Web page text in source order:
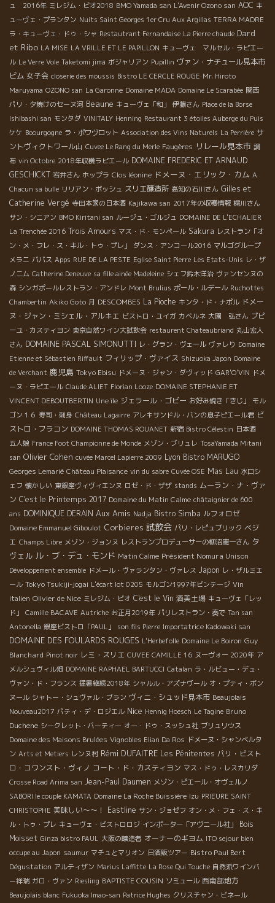
ュ 2016年 ミレジム・ビオ2018 BMO Yamada san L'Avenir Ozono san AOC キ
ューヴェ・プランタン Nuits Saint Georges 1er Cru Aux Argillas TERRA MADRE
ラ・キューヴェ・ドゥ・シャ Restautrant Fernandaise La Pierre chaude Dard
et Ribo LA MISE LA VRILLE ET LE PAPILLON キューヴェ マルセル・ラピエー
ル Le Verre Vole Taketomi jima ボジャリアン Pupillin ヴァン・ナチュール見本市
ビム 女子会 closerie des moussis Bistro LE CERCLE ROUGE Mr. Hiroto
Maruyama OZONO san La Garonne Domaine MADA Domaine Le Scarabée 関西
パリ・夕焼けのセーヌ河 Beaune キューヴェ「和」 伊藤さん Place de la Borse
Ishibashi san モンタダ VINITALY Henning Restaurant 3 étoiles Auberge du Puis
ケケ Boourgogne ラ・ポワヴロット Association des Vins Naturels La Perrière サ
ントヴィクトワール山 Cuvee Le Rang du Merle Faugères リレール見本市 調
布 vin Octobre 2018年収穫ラピエール DOMAINE FREDERIC ET ARNAUD
GESCHICKT 岩井さん ホップラ Clos léonine ドメーヌ・エリック・カム A
Chacun sa bulle リリアン・ボッシュ スリエ醸造所 高知の石川さん Gilles et
Catherine Vergé 寺田本家の日本酒 Kajikawa san 2017年の収穫情報 梶川さん
サン・シニアン BMO Kiritani san ルージュ・ゴルジュ DOMAINE DE L'ECHALIER
La Trenchée 2016 Trois Amours マス・ド・モンペール Sakura レストラン「オ
ン・メ・フレ・ス・キル・トゥ・プレ」
ダンス・アンコール2016 マルゴグループ
メラニ ババス Apps RUE DE LA PESTE Eglise Saint Pierre Les Etats-Unis レ・ザ
ノ二ム Catherine Deneuve sa fille ainée Madeleine シェフ鈴木洋治 ヴァンセンヌの
森 シンガポールレストラン・アンドレ Mont Brulius ポール・ルデール Ruchottes
Chambertin Akiko Goto 月 DESCOMBES La Pioche キンタ・ド・ナポル ドメー
ヌ・ジャン・ミシェル・アルキエ ビストロ・ユイガ カベルネ 大園 弘さん プピ
ーユ・カスティヨン 東京自然ワイン大試飲会 restaurent Chateaubriand 丸山宏人
さん DOMAINE PASCAL SIMONUTTI レ・グラン・ヴェール ヴァレり Domaine
Etienne et Sébastien Riffault フィリップ・ヴァイス Shizuoka Japon Domaine
de Verchant 鹿児島 Tokyo Ebisu ドメーヌ・ジャン・ダヴィッド GAR'O'VIN ドメ
ーヌ・ラピエール Claude ALIET Florian Looze DOMAINE STEPHANIE ET
VINCENT DEBOUTBERTIN Une île ジェラール・ゴビー お好み焼き「きじ」
モル
ゴン１６ 寿司・刺身 Château Lagairre アレキサンドル・バンの息子ピエール君 ビ
ストロ・フラコン DOMAINE THOMAS ROUANET 新宿 Bistro Célestin 日本酒
五人娘 France Foot Championne de Monde メゾン・ブリュレ TosaYamada Mitani
san Olivier Cohen cuvée Marcel Lapierre 2009 Lyon Bistro MARUGO
Georges Lemarié Château Plaisance vin du sabre Cuvée OSE Mas Lau 水口シ
ェフ 懐かしい 東銀座ヴィヴィエンヌ ロゼ・ド・ザザ stands ムーラン・ナ・ヴァ
ン C'est le Printemps 2017 Domaine du Matin Calme châtaignier de 600
ans DOMINIQUE DERAIN Aux Amis Nadja Bistro Simba ルフォロゼ
Domaine Emmanuel Giboulot Corbieres 試飲会 パリ・レピュブリック ベジ
エ Champs Libre メゾン・ジョンヌ レストランプロデューサーの柳沼憲一さん タ
ヴェル ル・ブ・デュ・モンド Matin Calme Président Nomura Unison
Développement ensemble ドメール・ヴァランタン・ヴァレス Japon レ・ザルミエ
ール Tokyo Tsukiji-jogai L'écart lot 0205 モルゴン1997年ビンテージ Vin
italien Olivier de Nice ミレジム・ビオ C'est le Vin 酒美土場 キューヴェ「レッ
ド」
Camille BACAVE Autriche お正月2019年 パリレストラン・奏で Tan san
Antonella 銀座ビストロ「PAUL」 son fils Pierre Importatrice Kadowaki san
DOMAINE DES FOULARDS ROUGES L'Herbefolle Domaine Le Boiron Guy
Blanchard Pinot noir レミ・スリエ CUVEE CAMILLE 16 ヌーヴォー 2020年 ア
メルシュヴィル畑 DOMAINE RAPHAEL BARTUCCI Catalan ラ・ルビュー・デュ・
ヴァン・ド・フランス 猛暑継続2018年 シャルル・アズナヴール オ・プティ・ボン
ヌール シャトー・シュヴァル・ブラン ヴィニ・シュッド見本市 Beaujolais
Nouveau2017 パティ・デ・ロジエル Nice Hennig Hoesch Le Tagine Bruno
Duchene シークレット・パーティー オー・ドゥ・スッシュ社 ブリュリウス
Domaine des Maisons Brulées Vignobles Elian Da Ros ドメーヌ・シャンベルタ
ン Arts et Metiers レンヌ村 Rémi DUFAITRE Les Pénitentes パリ・ビスト
ロ・コワンスト・ヴィノ コート・ド・カスティヨン マス・ドゥ・レスカリダ
Crosse Road Arima san Jean-Paul Daumen メゾン・ピエール・オヴェルノ
SABORI le couple KAMATA Domaine La Roche Buissière Izu PRIEURE SAINT
CHRISTOPHE 美味しい～～！ Eastline サン・ジョゼフ オン・メ・フェ・ス・キ
ル・トゥ・プレ キューヴェ・ビストロロジ インポーター「アヴニール社」
Bois
Moisset Ginza bistro PAUL 大阪の醸造者 オーナーのギヨム ITO sejour bien
occupe au Japon saumur マチュとマリオン 日酒販ツアー Bistro Paul Bert
Dégustation アルティザン Marius Laffitte La Rose Qui Touche 自然派ワインバ
ー祥瑞 ガロ・ヴァン Riesling BAPTISTE COUSIN ソミュール 西南部地方
Beaujolais blanc Fukuoka Imao-san Patrice Hughes クリスチャン・ビネール